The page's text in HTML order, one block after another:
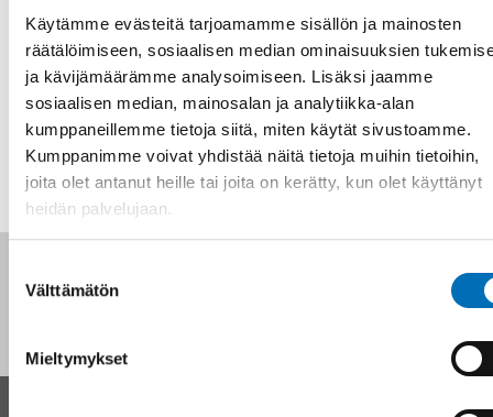
Käytämme evästeitä tarjoamamme sisällön ja mainosten
räätälöimiseen, sosiaalisen median ominaisuuksien
ja kävijämäärämme analysoimiseen. Lisäksi jaamme
sosiaalisen median, mainosalan ja analytiikka-alan
kumppaneillemme tietoja siitä, miten käytät sivustoamme.
Kumppanimme voivat yhdistää näitä tietoja muihin tietoihin,
joita olet antanut heille tai joita on kerätty, kun olet käyttänyt
heidän palvelujaan.
valinta
Välttämätön
Mieltymykset
Ilmoittautuminen ja tapahtuman tiedot
JAA